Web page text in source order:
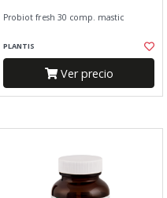
Probiot fresh 30 comp. mastic
PLANTIS
Ver precio